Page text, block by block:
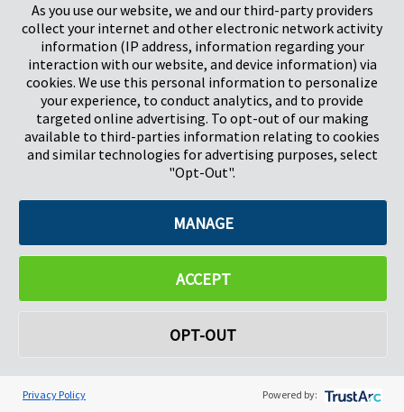
Herts, UK
SG1 2DG
Pays-Bas
Pregis GmbH
Rheinpromenade 13
40789 Monheim am Rhein
Deutschland
Geschäftsführer: K. J. Baudhuin, D. K. LaVanWay, L. Darnell
©2026 Pregis LLC. Tous droits réservés.
As you use our website, we and our third-party providers
collect your internet and other electronic network activity
information (IP address, information regarding your
interaction with our website, and device information) via
cookies. We use this personal information to personalize
your experience, to conduct analytics, and to provide
targeted online advertising. To opt-out of our making
available to third-parties information relating to cookies
and similar technologies for advertising purposes, select
"Opt-Out".
MANAGE
ACCEPT
OPT-OUT
Privacy Policy Powered by: